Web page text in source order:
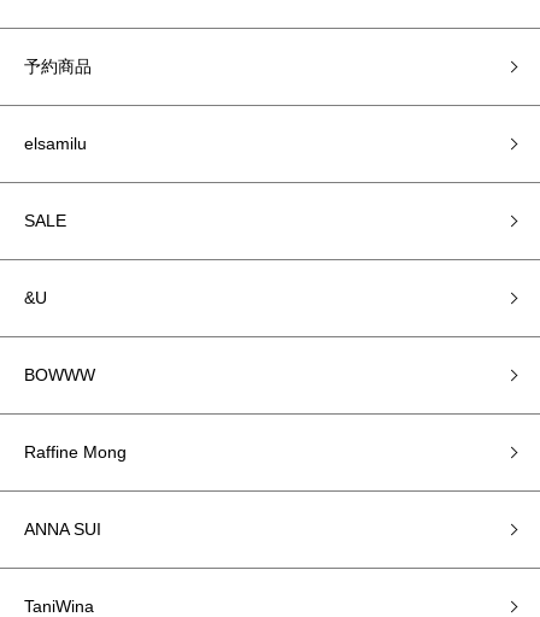
予約商品
elsamilu
SALE
&U
BOWWW
Raffine Mong
ANNA SUI
TaniWina